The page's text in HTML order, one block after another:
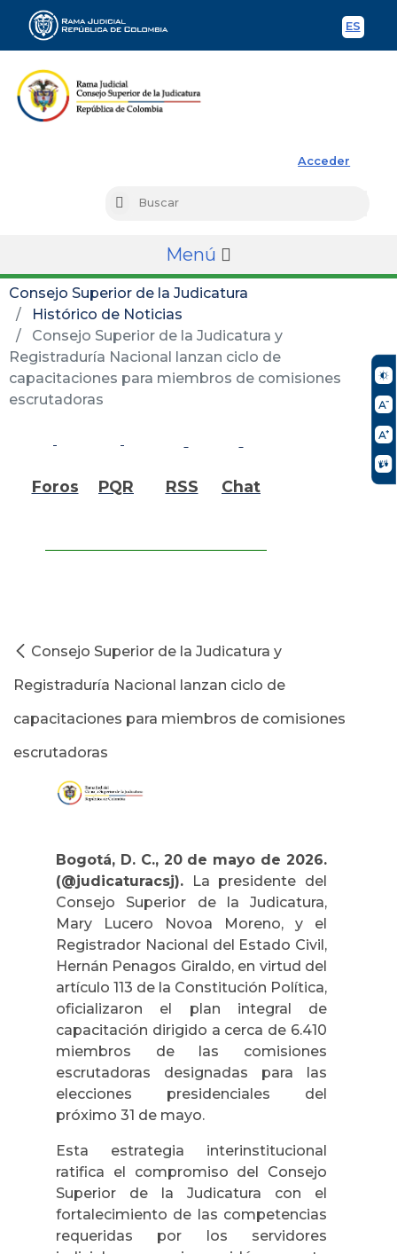
ES
Acceder
Buscar
Menú
Consejo Superior de la Judicatura
Histórico de Noticias
Consejo Superior de la Judicatura y
Registraduría Nacional lanzan ciclo de
capacitaciones para miembros de comisiones
escrutadoras
Foros PQR RSS Chat
Consejo Superior de la Judicatura y
Registraduría Nacional lanzan ciclo de
capacitaciones para miembros de comisiones
escrutadoras
Bogotá, D. C., 20 de mayo de 2026.
(@judicaturacsj). La presidente del
Consejo Superior de la Judicatura,
Mary Lucero Novoa Moreno, y el
Registrador Nacional del Estado Civil,
Hernán Penagos Giraldo, en virtud del
artículo 113 de la Constitución Política,
oficializaron el plan integral de
capacitación dirigido a cerca de 6.410
miembros de las comisiones
escrutadoras designadas para las
elecciones presidenciales del
próximo 31 de mayo.
Esta estrategia interinstitucional
ratifica el compromiso del Consejo
Superior de la Judicatura con el
fortalecimiento de las competencias
requeridas por los servidores